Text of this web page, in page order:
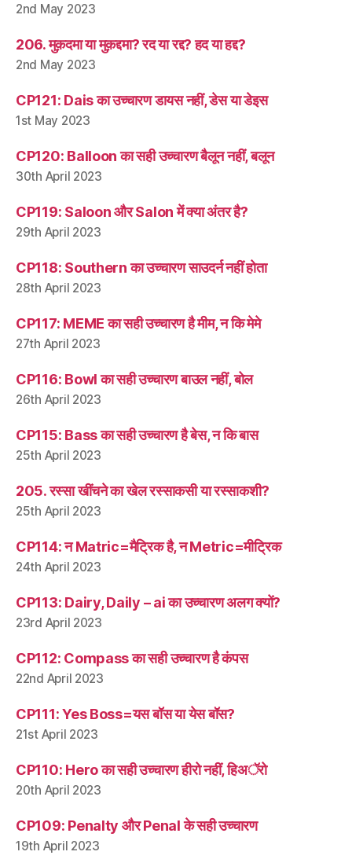
2nd May 2023
206. मुक़दमा या मुक़द्दमा? रद या रद्द? हद या हद्द?
2nd May 2023
CP121: Dais का उच्चारण डायस नहीं, डेस या डेइस
1st May 2023
CP120: Balloon का सही उच्चारण बैलून नहीं, बलून
30th April 2023
CP119: Saloon और Salon में क्या अंतर है?
29th April 2023
CP118: Southern का उच्चारण साउदर्न नहीं होता
28th April 2023
CP117: MEME का सही उच्चारण है मीम, न कि मेमे
27th April 2023
CP116: Bowl का सही उच्चारण बाउल नहीं, बोल
26th April 2023
CP115: Bass का सही उच्चारण है बेस, न कि बास
25th April 2023
205. रस्सा खींचने का खेल रस्साकसी या रस्साकशी?
25th April 2023
CP114: न Matric=मैट्रिक है, न Metric=मीट्रिक
24th April 2023
CP113: Dairy, Daily – ai का उच्चारण अलग क्यों?
23rd April 2023
CP112: Compass का सही उच्चारण है कंपस
22nd April 2023
CP111: Yes Boss=यस बॉस या येस बॉस?
21st April 2023
CP110: Hero का सही उच्चारण हीरो नहीं, हिअॅरो
20th April 2023
CP109: Penalty और Penal के सही उच्चारण
19th April 2023